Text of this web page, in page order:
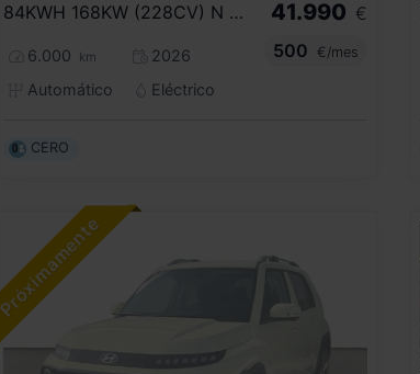
84KWH 168KW (228CV) N LINE RWD
6.000 km
2026
Automático
Eléctrico
41.990 €
500
€/mes
CERO